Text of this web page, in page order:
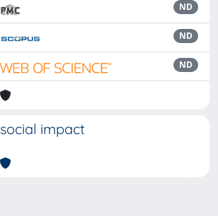
ND
ND
ND
social impact